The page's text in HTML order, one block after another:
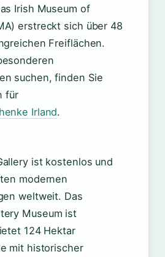
Irish Museum of
erstreckt sich über 48
Freiflächen.
suchen, finden Sie
für
Irland.
ist kostenlos und
modernen
weltweit. Das
Museum ist
124 Hektar
mit historischer